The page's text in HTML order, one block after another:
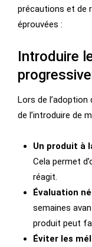
précautions et de
éprouvées :
Introduire
Lors de
de l’introduire de
Un produit à
Cela permet
réagit.
Évaluation
semaines
produit peut
Éviter les